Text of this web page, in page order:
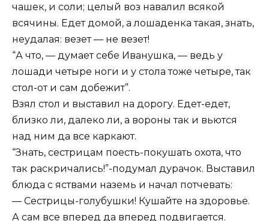
чашек, и соли; целый воз навалил всякой
всячины. Едет домой, а лошаденка такая, знать,
неудалая: везет — не везет!
“А что, — думает себе Иванушка, — ведь у
лошади четыре ноги и у стола тоже четыре, так
стол-от и сам добежит”.
Взял стол и выставил на дорогу. Едет-едет,
близко ли, далеко ли, а вороны так и вьются
над ним да все каркают.
“Знать, сестрицам поесть-покушать охота, что
так раскричались!”-подумал дурачок. Выставил
блюда с яствами наземь и начал потчевать:
— Сестрицы-голубушки! Кушайте на здоровье.
А сам все вперед да вперед подвигается.